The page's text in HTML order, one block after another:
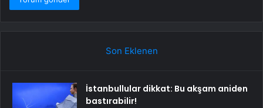
Son Eklenen
İstanbullular dikkat: Bu akşam aniden
bastırabilir!